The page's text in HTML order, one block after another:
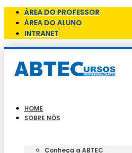
ÁREA DO PROFESSOR
ÁREA DO ALUNO
INTRANET
HOME
SOBRE NÓS
Conheça a ABTEC